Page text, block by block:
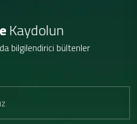
Kaydolun
bilgilendirici bültenler